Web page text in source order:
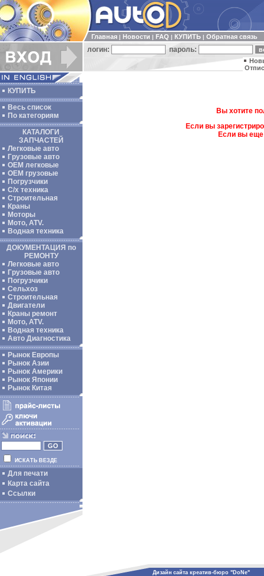
Главная Новости FAQ КУПИТЬ Обратная связь
логин: пароль:
КУПИТЬ
Весь список
По категориям
КАТАЛОГИ
ЗАПЧАСТЕЙ
Легковые авто
Грузовые авто
ОЕМ легковые
OEM грузовые
Погрузчики
С/х техника
Строительная
Краны
Моторы
Мото, ATV.
Водная техника
ДОКУМЕНТАЦИЯ по
РЕМОНТУ
Легковые авто
Грузовые авто
Погрузчики
Сельхоз
Строительная
Двигатели
Краны ремонт
Мото, ATV.
Водная техника
Авто Диагностика
Рынок Европы
Рынок Азии
Рынок Америки
Рынок Японии
Рынок Китая
ИСКАТЬ ВЕЗДЕ
Для печати
Карта сайта
Ссылки
Вы хотите
Если вы
Если вы еще
Дизайн сайта креатив-бюро "DoNe"